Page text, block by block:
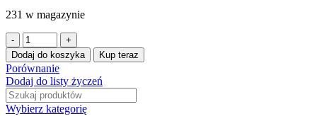
231 w magazynie
Dodaj do koszyka Kup teraz
Porównanie
Dodaj do listy życzeń
Wybierz kategorię